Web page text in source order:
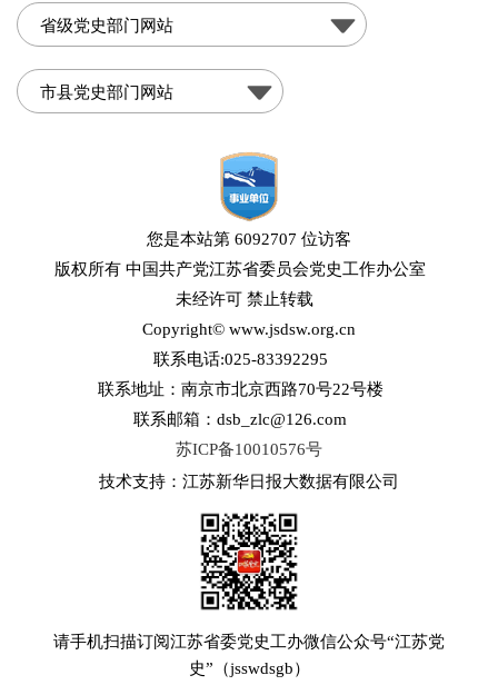
省级党史部门网站
市县党史部门网站
您是本站第 6092707 位访客
版权所有 中国共产党江苏省委员会党史工作办公室
未经许可 禁止转载
Copyright© www.jsdsw.org.cn
联系电话:025-83392295
联系地址：南京市北京西路70号22号楼
联系邮箱：dsb_zlc@126.com
苏ICP备10010576号
技术支持： 江苏新华日报大数据有限公司
请手机扫描订阅江苏省委党史工办微信公众号“江苏党
史”（jsswdsgb）